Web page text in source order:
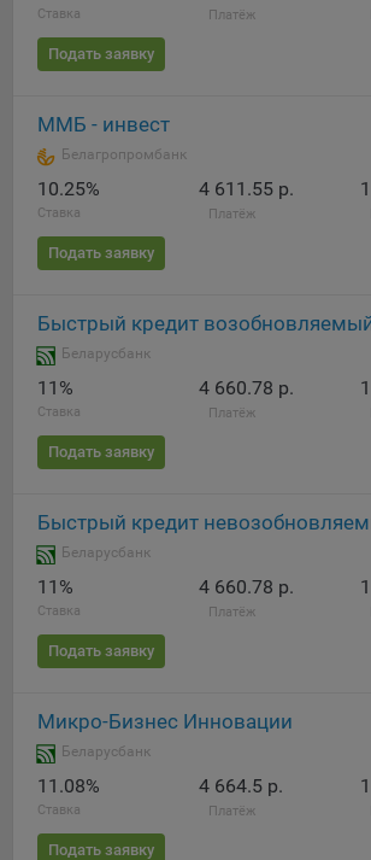
Ставка Платёж
Подать заявку
ММБ - инвест
Белагропромбанк
10.25%
Ставка
4 611.55 р.
Платёж
Подать заявку
Быстрый кредит
Беларусбанк
11%
Ставка
4 660.78 р.
Платёж
Подать заявку
Быстрый кредит
Беларусбанк
11%
Ставка
4 660.78 р.
Платёж
Подать заявку
Микро-Бизнес Инновации
Беларусбанк
11.08%
Ставка
4 664.5 р.
Платёж
Подать заявку